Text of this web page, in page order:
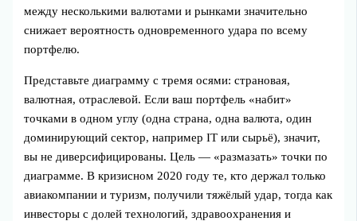
между несколькими валютами и рынками значительно
снижает вероятность одновременного удара по всему
портфелю.
Представьте диаграмму с тремя осями: страновая,
валютная, отраслевой. Если ваш портфель «набит»
точками в одном углу (одна страна, одна валюта, один
доминирующий сектор, например IT или сырьё), значит,
вы не диверсифицированы. Цель — «размазать» точки по
диаграмме. В кризисном 2020 году те, кто держал только
авиакомпании и туризм, получили тяжёлый удар, тогда как
инвесторы с долей технологий, здравоохранения и